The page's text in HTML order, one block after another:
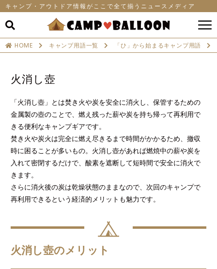
キャンプ・アウトドア情報がここで全て揃うニュースメディア
HOME キャンプ用語一覧 「ひ」から始まるキャンプ用語
火消し壺
「火消し壺」とは焚き火や炭を安全に消火し、保管するための
金属製の壺のことで、燃え残った薪や炭を持ち帰って再利用で
きる便利なキャンプギアです。
焚き火や炭火は完全に燃え尽きるまで時間がかかるため、撤収
時に困ることが多いもの。火消し壺があれば燃焼中の薪や炭を
入れて密閉するだけで、酸素を遮断して短時間で安全に消火で
きます。
さらに消火後の炭は乾燥状態のままなので、次回のキャンプで
再利用できるという経済的メリットも魅力です。
火消し壺のメリット